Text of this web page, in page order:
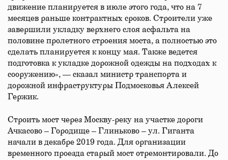
движение планируется в июле этого года, что на 7
месяцев раньше контрактных сроков. Строители уже
завершили укладку верхнего слоя асфальта на
половине пролетного строения моста, а полностью это
сделать планируется к концу мая. Также ведется
подготовка к укладке дорожной одежды на подходах к
сооружению», — сказал министр транспорта и
дорожной инфраструктуры Подмосковья Алексей
Гержик.
Строить мост через Москву-реку на участке дороги
Ачкасово – Городище – Глиньково – ул. Гиганта
начали в декабре 2019 года. Для организации
временного проезда старый мост отремонтировали. До